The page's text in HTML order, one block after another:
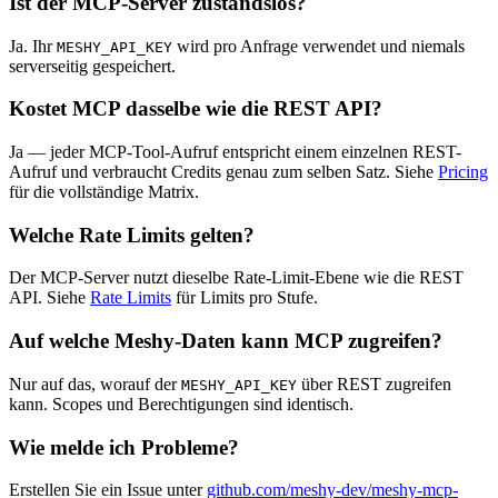
Ja. Ihr MESHY_API_KEY wird pro Anfrage verwendet und niemals
serverseitig gespeichert.
Kostet MCP dasselbe wie die REST API?
Ja — jeder MCP-Tool-Aufruf entspricht einem einzelnen REST-
Aufruf und verbraucht Credits genau zum selben Satz. Siehe Pricing
für die vollständige Matrix.
Welche Rate Limits gelten?
Der MCP-Server nutzt dieselbe Rate-Limit-Ebene wie die REST
API. Siehe Rate Limits für Limits pro Stufe.
Auf welche Meshy-Daten kann MCP zugreifen?
Nur auf das, worauf der MESHY_API_KEY über REST zugreifen
kann. Scopes und Berechtigungen sind identisch.
Wie melde ich Probleme?
Erstellen Sie ein Issue unter github.com/meshy-dev/meshy-mcp-